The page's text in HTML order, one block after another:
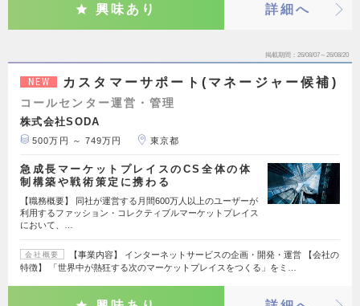
興味あり 詳細へ
掲載期間 26/08/07～26/08/20
NEW カスタマーサポート(マネージャー候補)
コールセンター運営・管理
株式会社SODA
500万円 ～ 749万円 東京都
急成長マーケットプレイスのCS全体の体
制構築や戦術策定に携わる
【職務概要】 同社が運営する月間600万人以上のユーザーが
利用するファッション・コレクティブルマーケットプレイス
において、…
会社概要
【事業内容】 インターネットサービスの企画・開発・運営 【会社の
特徴】 「世界中が熱狂する次のマーケットプレイスをつくる」をミ…